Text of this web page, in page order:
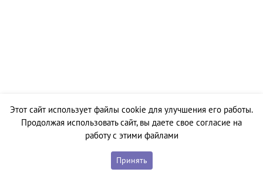
Этот сайт использует файлы cookie для улучшения его работы.
Продолжая использовать сайт, вы даете свое согласие на
работу с этими файлами
Принять